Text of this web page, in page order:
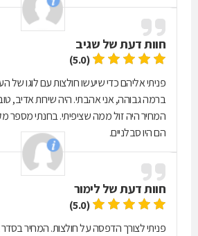
חוות דעת של שגיב
(5.0)
פניתי אליהם כדי שיעשו חולצות עם לוגו
ברמה גבוהה, אני אהבתי. היה שירות אדיב,
המחיר היה זול ממה שציפיתי. בחנתי מספר
הם היו סבלניים.
חוות דעת של לימור
(5.0)
פניתי לצורך הדפסה על חולצות. המחיר בסדר